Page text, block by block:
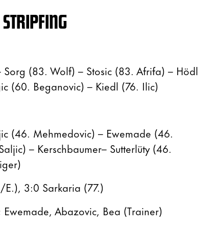
(83. Wolf) – Stosic (83. Afrifa) – Hödl
(60. Beganovic) – Kiedl (76. Ilic)
(46. Mehmedovic) – Ewemade (46.
– Kerschbaumer– Sutterlüty (46.
3:0 Sarkaria (77.)
Abazovic, Bea (Trainer)